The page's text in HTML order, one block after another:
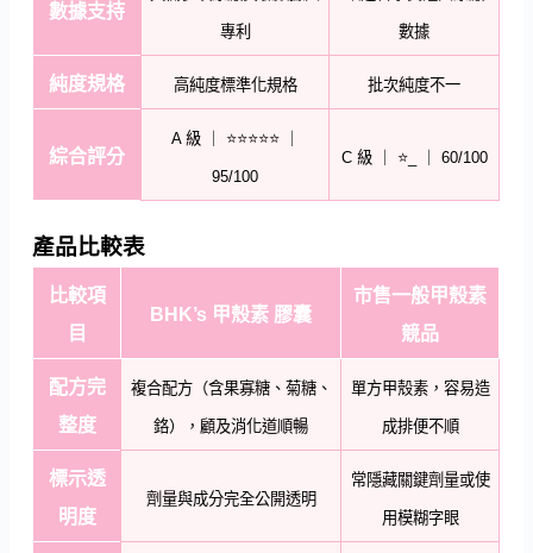
數據支持
專利 數據
純度規格 高純度標準化規格 批次純度不一
綜合評分
A 級 ｜ ⭐⭐⭐⭐⭐ ｜
95/100
C 級 ｜ ⭐_ ｜ 60/100
產品比較表
比較項
目
BHK’s 甲殼素 膠囊
市售一般甲殼素
競品
配方完
整度
複合配方（含果寡糖、菊糖、
鉻），顧及消化道順暢
單方甲殼素，容易造
成排便不順
標示透
明度
劑量與成分完全公開透明
常隱藏關鍵劑量或使
用模糊字眼